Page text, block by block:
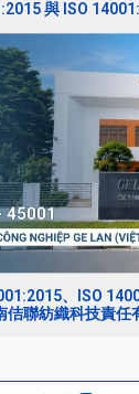
與 ISO
、ISO
聯紡織科技責任